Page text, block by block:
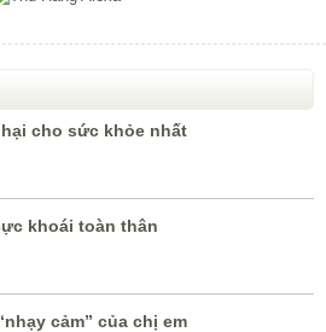
cho sức khỏe nhất
khoái toàn thân
cảm” của chị em